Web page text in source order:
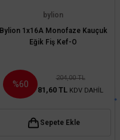
bylion
Bylion 1x16A Monofaze Kauçuk
Eğik Fiş Kef-O
%60
204,00 TL
81,60 TL KDV DAHİL
Sepete Ekle